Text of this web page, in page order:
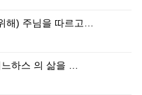
해) 주님을 따르고…
하스 의 삶을 …